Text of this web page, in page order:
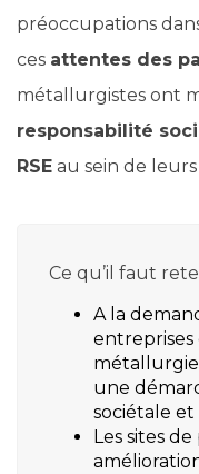
préoccupations
ces attentes des
métallurgistes ont
responsabilité
RSE au sein de
Ce qu’il faut
A la
entreprises
une
sociétale
Les sites